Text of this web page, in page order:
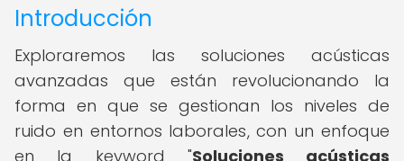
Introducción
Exploraremos las soluciones acústicas
avanzadas que están revolucionando la
forma en que se gestionan los niveles de
ruido en entornos laborales, con un enfoque
en la keyword "Soluciones acústicas